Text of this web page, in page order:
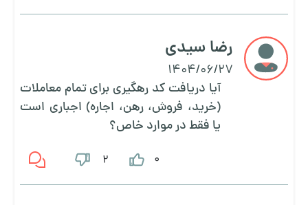
رضا سیدی
1404/06/27
آیا دریافت کد رهگیری برای تمام معاملات
(خرید، فروش، رهن، اجاره) اجباری است
یا فقط در موارد خاص؟
0
2